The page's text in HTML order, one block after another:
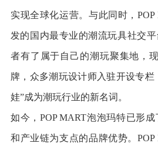
实现全球化运营。与此同时，
发的国内最专业的潮流玩具社交
者有了属于自己的潮玩聚集地，
牌，众多潮玩设计师入驻开设专栏
娃”成为潮玩行业的新名词。
如今，POP MART泡泡玛特已形
和产业链为支点的品牌优势。